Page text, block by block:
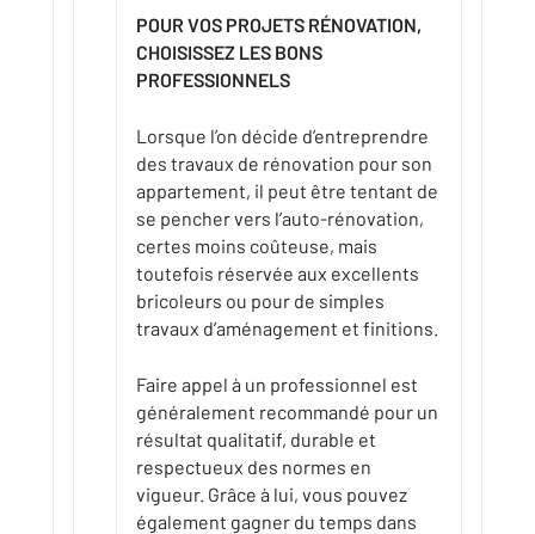
POUR VOS PROJETS RÉNOVATION,
CHOISISSEZ LES BONS
PROFESSIONNELS
Lorsque l’on décide d’entreprendre
des travaux de rénovation pour son
appartement, il peut être tentant de
se pencher vers l’auto-rénovation,
certes moins coûteuse, mais
toutefois réservée aux excellents
bricoleurs ou pour de simples
travaux d’aménagement et finitions.
Faire appel à un professionnel est
généralement recommandé pour un
résultat qualitatif, durable et
respectueux des normes en
vigueur. Grâce à lui, vous pouvez
également gagner du temps dans